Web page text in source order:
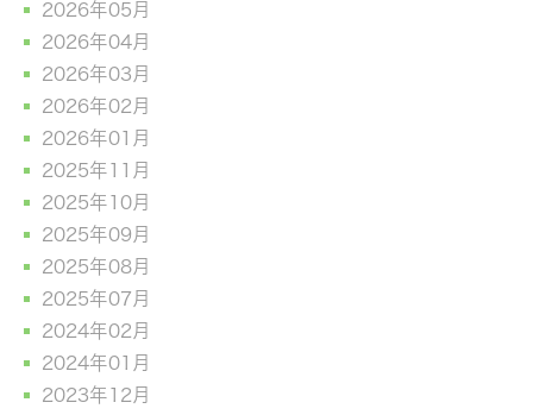
2026年05月
2026年04月
2026年03月
2026年02月
2026年01月
2025年11月
2025年10月
2025年09月
2025年08月
2025年07月
2024年02月
2024年01月
2023年12月